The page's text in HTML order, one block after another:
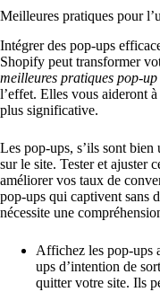
Meilleures pratiques pour
Intégrer des pop-ups
Shopify peut transformer
meilleures pratiques pop-up
l’effet. Elles vous aideront
plus significative.
Les pop-ups, s’ils sont bien
sur le site. Tester et ajuster
améliorer vos taux de
pop-ups qui captivent sans
nécessite une
Affichez les pop-ups
ups d’intention de
quitter votre site. Ils